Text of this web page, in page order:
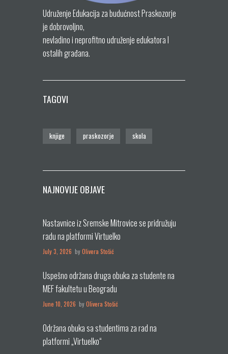
Udruženje Edukacija za budućnost Praskozorje
je dobrovoljno,
nevladino i neprofitno udruženje edukatora I
ostalih građana.
TAGOVI
knjige praskozorje skola
NAJNOVIJE OBJAVE
Nastavnice iz Sremske Mitrovice se pridružuju
radu na platformi Virtuelko
July 3, 2026 byOlivera Stošić
Uspešno održana druga obuka za studente na
MEF fakultetu u Beogradu
June 10, 2026 byOlivera Stošić
Održana obuka sa studentima za rad na
platformi „Virtuelko“